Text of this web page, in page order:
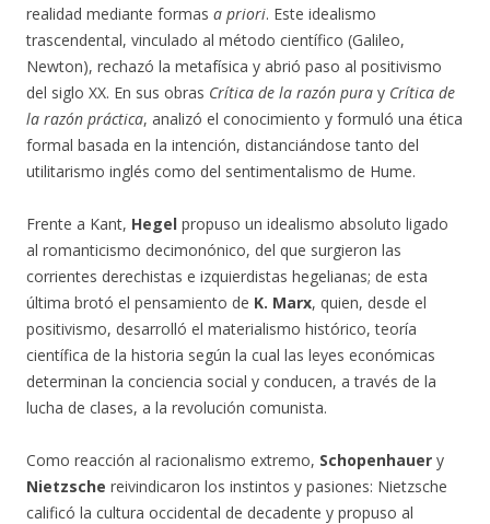
realidad mediante formas a priori. Este idealismo
trascendental, vinculado al método científico (Galileo,
Newton), rechazó la metafísica y abrió paso al positivismo
del siglo XX. En sus obras Crítica de la razón pura y Crítica de
la razón práctica, analizó el conocimiento y formuló una ética
formal basada en la intención, distanciándose tanto del
utilitarismo inglés como del sentimentalismo de Hume.
Frente a Kant, Hegel propuso un idealismo absoluto ligado
al romanticismo decimonónico, del que surgieron las
corrientes derechistas e izquierdistas hegelianas; de esta
última brotó el pensamiento de K. Marx, quien, desde el
positivismo, desarrolló el materialismo histórico, teoría
científica de la historia según la cual las leyes económicas
determinan la conciencia social y conducen, a través de la
lucha de clases, a la revolución comunista.
Como reacción al racionalismo extremo, Schopenhauer y
Nietzsche reivindicaron los instintos y pasiones: Nietzsche
calificó la cultura occidental de decadente y propuso al